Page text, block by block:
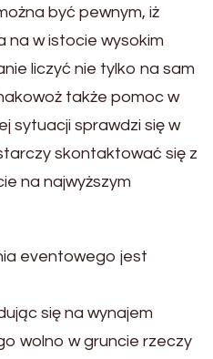
być pewnym, iż
na w istocie wysokim
liczyć nie tylko na sam
także pomoc w
sytuacji sprawdzi się w
skontaktować się z
na najwyższym
eventowego jest
się na wynajem
wolno w gruncie rzeczy